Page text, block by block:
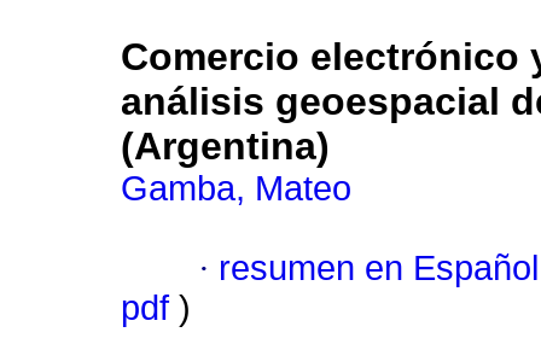
Comercio electrónico
análisis geoespacial
(Argentina)
Gamba, Mateo
· resumen en Español
pdf )